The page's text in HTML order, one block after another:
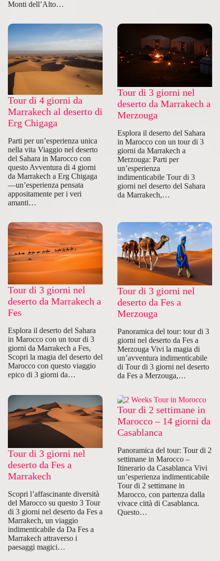
Monti dell’Alto…
Tour di 4 giorni da
Marrakech al deserto di
Erg Chigaga
Parti per un’esperienza unica
nella vita Viaggio nel deserto
del Sahara in Marocco con
questo Avventura di 4 giorni
da Marrakech a Erg Chigaga
—un’esperienza pensata
appositamente per i veri
amanti…
Tour di 3 giorni nel
deserto da Marrakech a
Merzouga
Esplora il deserto del Sahara
in Marocco con un tour di 3
giorni da Marrakech a
Merzouga: Parti per
un’esperienza
indimenticabile Tour di 3
giorni nel deserto del Sahara
da Marrakech,…
Tour di 3 giorni nel
deserto da Marrakech a
Fes
Esplora il deserto del Sahara
in Marocco con un tour di 3
giorni da Marrakech a Fes,
Scopri la magia del deserto del
Marocco con questo viaggio
epico di 3 giorni da…
Tour di 3 giorni nel
deserto da Fes a
Merzouga
Panoramica del tour: tour di 3
giorni nel deserto da Fes a
Merzouga Vivi la magia di
un’avventura indimenticabile
di Tour di 3 giorni nel deserto
da Fes a Merzouga,…
Tour di 3 giorni nel
deserto da Fes a
Marrakech
Scopri l’affascinante diversità
del Marocco su questo 3 Tour
di 3 giorni nel deserto da Fes a
Marrakech, un viaggio
indimenticabile da Da Fes a
Marrakech attraverso i
paesaggi magici…
Tour di 2 settimane in
Marocco – 14 giorni da
Casablanca
Panoramica del tour: Tour di 2
settimane in Marocco –
Itinerario da Casablanca Vivi
un’esperienza indimenticabile
Tour di 2 settimane in
Marocco, con partenza dalla
vivace città di Casablanca.
Questo…